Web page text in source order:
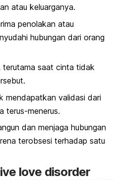
atau keluarganya.
penolakan atau
hubungan dari orang
terutama saat cinta tidak
mendapatkan validasi dari
terus-menerus.
dan menjaga hubungan
terobsesi terhadap satu
love disorder